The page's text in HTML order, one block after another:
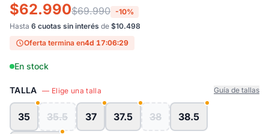
$62.990$69.990 -10%
Hasta 6 cuotas sin interés de $10.498
Oferta termina en4d 17:06:29
En stock
TALLA — Elige una talla Guía de tallas
35 35.5 37 37.5 38 38.5